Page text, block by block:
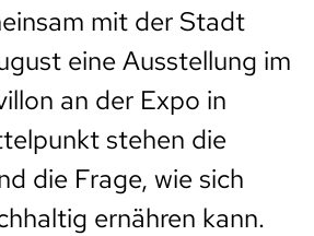
mit der Stadt
eine Ausstellung im
an der Expo in
stehen die
die Frage, wie sich
ernähren kann.